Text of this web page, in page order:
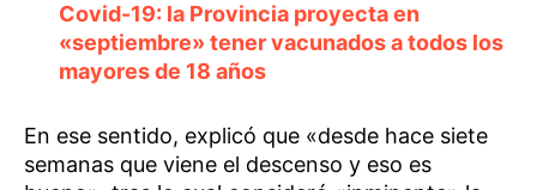
Covid-19: la Provincia proyecta en
«septiembre» tener vacunados a todos los
mayores de 18 años
En ese sentido, explicó que «desde hace siete
semanas que viene el descenso y eso es